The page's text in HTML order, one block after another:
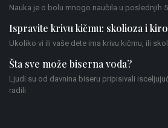
Nauka je o bolu mnogo naučila u poslednjih
Ispravite krivu kičmu: skolioza i
Ukoliko vi ili vaše dete ima krivu kičmu, ili
Šta sve može biserna voda?
Ljudi su od davnina biseru pripisivali
radili